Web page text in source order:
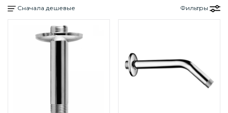
Сначала дешевые Фильтры